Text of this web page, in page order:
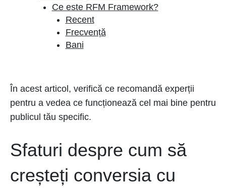
Ce este RFM Framework?
Recent
Frecvență
Bani
În acest articol, verifică ce recomandă experții
pentru a vedea ce funcționează cel mai bine pentru
publicul tău specific.
Sfaturi despre cum să
creșteți conversia cu